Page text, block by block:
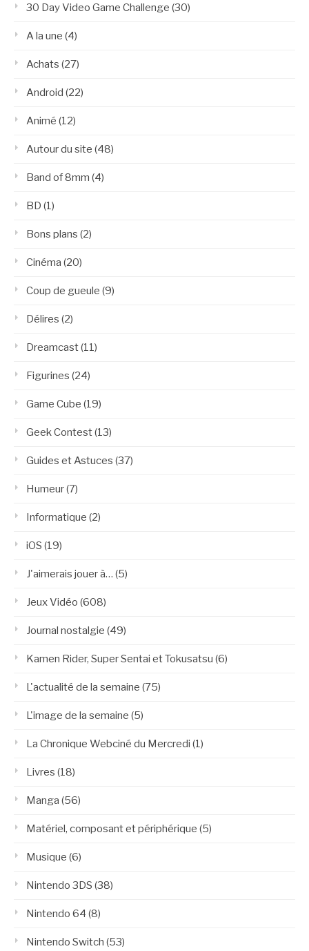
30 Day Video Game Challenge (30)
A la une (4)
Achats (27)
Android (22)
Animé (12)
Autour du site (48)
Band of 8mm (4)
BD (1)
Bons plans (2)
Cinéma (20)
Coup de gueule (9)
Délires (2)
Dreamcast(11)
Figurines (24)
Game Cube (19)
Geek Contest(13)
Guides et Astuces (37)
Humeur(7)
Informatique (2)
iOS (19)
J'aimerais jouer à… (5)
Jeux Vidéo (608)
Journal nostalgie (49)
Kamen Rider, Super Sentai et Tokusatsu (6)
L'actualité de la semaine (75)
L'image de la semaine (5)
La Chronique Webciné du Mercredi (1)
Livres (18)
Manga (56)
Matériel, composant et périphérique (5)
Musique (6)
Nintendo 3DS (38)
Nintendo 64 (8)
Nintendo Switch (53)